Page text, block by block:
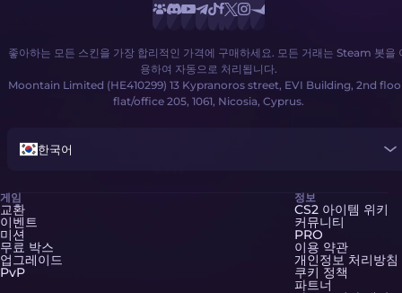
좋아하는 모든 스킨을 가장 합리적인 가격에 구매하세요. 모든 거래는 Steam 봇을
용하여 자동으로 처리됩니다.
Moontain Limited (HE410299) 13 Kypranoros street, EVI Building, 2nd
flat/office 205, 1061, Nicosia, Cyprus.
한국어
게임
교환
이벤트
미션
무료 박스
업그레이드
PvP
정보
CS2 아이템 위키
커뮤니티
PRO
이용 약관
개인정보 처리방침
쿠키 정책
파트너